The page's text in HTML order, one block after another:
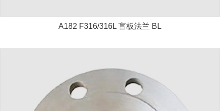
A182 F316/316L 盲板法兰 BL